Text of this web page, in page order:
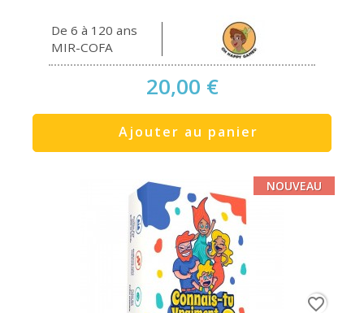
De 6 à 120 ans
MIR-COFA
20,00 €
Ajouter au panier
NOUVEAU
favorite_border